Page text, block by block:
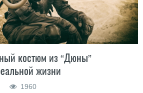
костюм из “Дюны”
жизни
1960